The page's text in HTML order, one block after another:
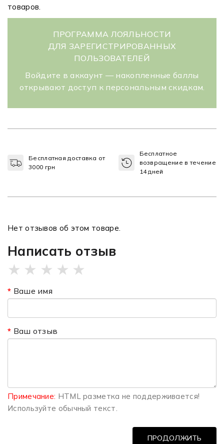
товаров.
ПРОГРАММА ЛОЯЛЬНОСТИ
ДЛЯ ЗАРЕГИСТРИРОВАННЫХ
ПОЛЬЗОВАТЕЛЕЙ
Войдите в аккаунт — накопленные баллы
открывают доступ к персональным скидкам.
Бесплатная доставка от
3000 грн
Бесплатное
возвращение в течение
14 дней
Нет отзывов об этом товаре.
Написать отзыв
★ ★ ★ ★ ★
Ваше имя
Ваш отзыв
Примечание: HTML разметка не поддерживается!
Используйте обычный текст.
ПРОДОЛЖИТЬ